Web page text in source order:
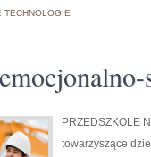
TECHNOLOGIE
PRZEDSZKOLE
towarzyszące